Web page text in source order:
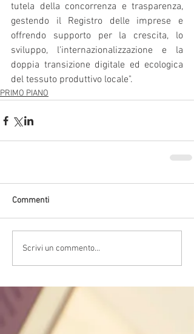
tutela della concorrenza e trasparenza,
gestendo il Registro delle imprese e
offrendo supporto per la crescita, lo
sviluppo, l'internazionalizzazione e la
doppia transizione digitale ed ecologica
del tessuto produttivo locale".
PRIMO PIANO
Commenti
Scrivi un commento...